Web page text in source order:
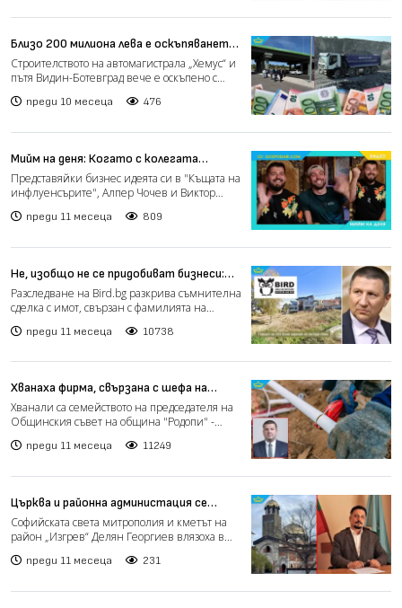
Близо 200 милиона лева е оскъпяването
на магистрала "Хемус" в участъка
Видин-Ботевград
Строителството на автомагистрала „Хемус“ и
пътя Видин-Ботевград вече е оскъпено с
преди 10 месеца 476
Мийм на деня: Когато с колегата
представяме презентация по
предприемачество, на която знаем само
Представяйки бизнес идеята си в "Къщата на
инфлуенсърите", Алпер Чочев и Виктор
преди 11 месеца 809
Не, изобщо не се придобиват бизнеси:
Бившата жена на Сарафов купи за 1000
лева фирма с имот за 343 000 лв. в нея
Разследване на Bird.bg разкрива съмнителна
сделка с имот, свързан с фамилията на
преди 11 месеца 10738
Хванаха фирма, свързана с шефа на
Съвета на община "Родопи" и бивш
депутат, да краде вода
Хванали са семейството на председателя на
Общинския съвет на община "Родопи" -
преди 11 месеца 11249
Църква и районна администация се
скараха кой ще строи нов храм в
столичен квартал (видео)
Софийската света митрополия и кметът на
район „Изгрев“ Делян Георгиев влязоха в
преди 11 месеца 231